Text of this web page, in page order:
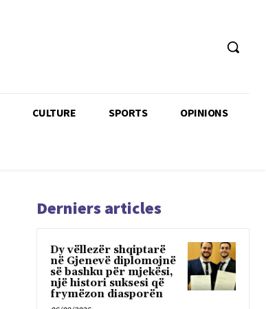
CULTURE SPORTS OPINIONS
Derniers articles
Dy vëllezër shqiptarë
në Gjenevë diplomojnë
së bashku për mjekësi,
një histori suksesi që
frymëzon diasporën